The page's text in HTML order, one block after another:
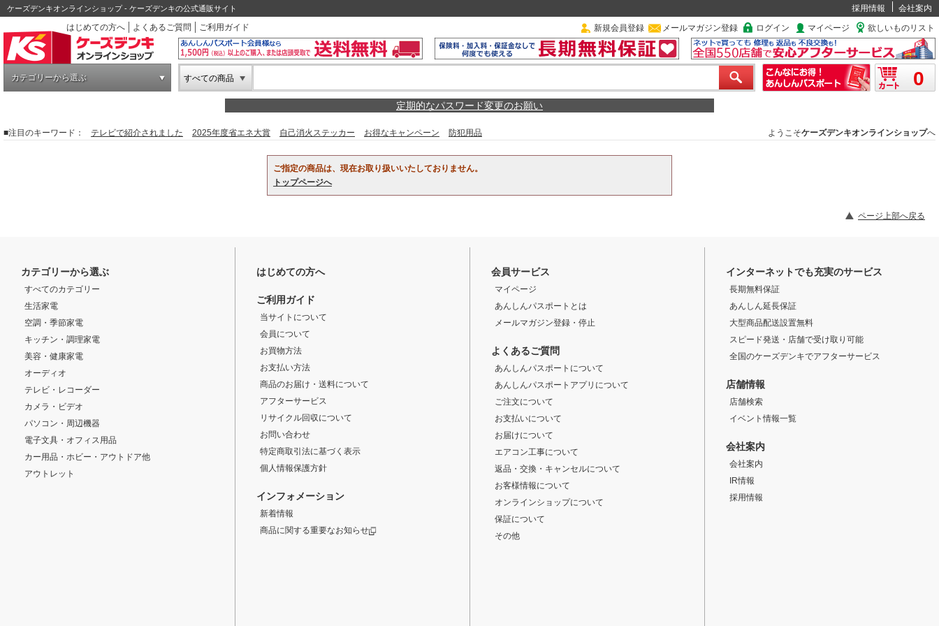
ケーズデンキオンラインショップ - ケーズデンキの公式通販サイト 採用情報
会社案内
はじめての方へ
よくあるご質問 ご利用ガイド 新規会員登録 メールマガジン登録 ログイン マイページ 欲しいものリスト
カテゴリーから選ぶ すべての商品 0
定期的なパスワード変更のお願い
■注目のキーワード： テレビで紹介されました 2025年度省エネ大賞 自己消火ステッカー お得なキャンペーン 防犯用品 ようこそケーズデンキオンラインショップへ
ご指定の商品は、現在お取り扱いいたしておりません。
トップページへ
ページ上部へ戻る
カテゴリーから選ぶ
すべてのカテゴリー
生活家電
空調・季節家電
キッチン・調理家電
美容・健康家電
オーディオ
テレビ・レコーダー
カメラ・ビデオ
パソコン・周辺機器
電子文具・オフィス用品
カー用品・ホビー・アウトドア他
アウトレット
はじめての方へ
ご利用ガイド
当サイトについて
会員について
お買物方法
お支払い方法
商品のお届け・送料について
アフターサービス
リサイクル回収について
お問い合わせ
特定商取引法に基づく表示
個人情報保護方針
インフォメーション
新着情報
商品に関する重要なお知らせ
会員サービス
マイページ
あんしんパスポートとは
メールマガジン登録・停止
よくあるご質問
あんしんパスポートについて
あんしんパスポートアプリについて
ご注文について
お支払いについて
お届けについて
エアコン工事について
返品・交換・キャンセルについて
お客様情報について
オンラインショップについて
保証について
その他
インターネットでも充実のサービス
長期無料保証
あんしん延長保証
大型商品配送設置無料
スピード発送・店舗で受け取り可能
全国のケーズデンキでアフターサービス
店舗情報
店舗検索
イベント情報一覧
会社案内
会社案内
IR情報
採用情報